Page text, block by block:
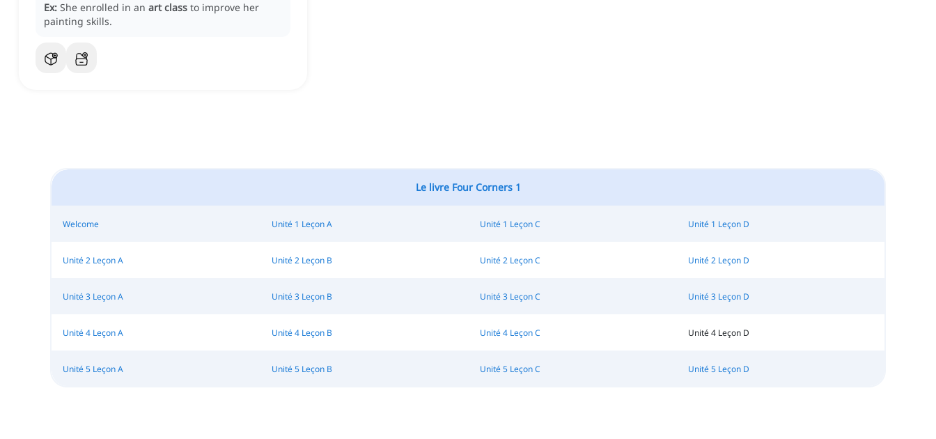
Ex: She enrolled in an art class to improve her
painting skills.
Le livre Four Corners 1
Welcome Unité 1 Leçon A Unité 1 Leçon C Unité 1 Leçon D
Unité 2 Leçon A Unité 2 Leçon B Unité 2 Leçon C Unité 2 Leçon D
Unité 3 Leçon A Unité 3 Leçon B Unité 3 Leçon C Unité 3 Leçon D
Unité 4 Leçon A Unité 4 Leçon B Unité 4 Leçon C Unité 4 Leçon D
Unité 5 Leçon A Unité 5 Leçon B Unité 5 Leçon C Unité 5 Leçon D